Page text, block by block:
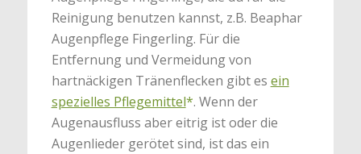
Reinigung benutzen kannst, z.B. Beaphar
Augenpflege Fingerling. Für die
Entfernung und Vermeidung von
hartnäckigen Tränenflecken gibt es ein
spezielles Pflegemittel*. Wenn der
Augenausfluss aber eitrig ist oder die
Augenlieder gerötet sind, ist das ein